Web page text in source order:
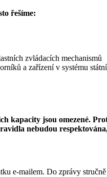
řešíme:
zvládacích mechanismů
a zařízení v systému
kapacity jsou omezené.
nebudou
e-mailem. Do zprávy